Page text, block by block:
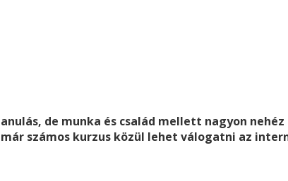
de munka és család mellett nagyon
számos kurzus közül lehet válogatni az